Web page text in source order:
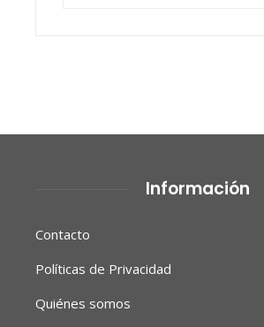
Información
Contacto
Políticas de Privacidad
Quiénes somos